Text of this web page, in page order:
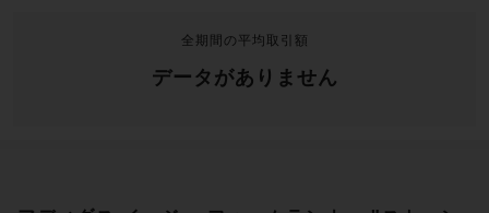
全期間の平均取引額
データがありません